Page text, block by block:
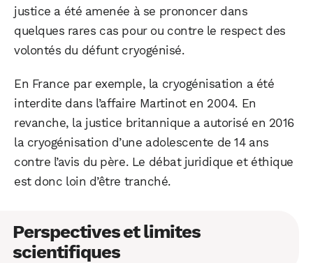
justice a été amenée à se prononcer dans
quelques rares cas pour ou contre le respect des
volontés du défunt cryogénisé.
En France par exemple, la cryogénisation a été
interdite dans l’affaire Martinot en 2004. En
revanche, la justice britannique a autorisé en 2016
la cryogénisation d’une adolescente de 14 ans
contre l’avis du père. Le débat juridique et éthique
est donc loin d’être tranché.
Perspectives et limites
scientifiques